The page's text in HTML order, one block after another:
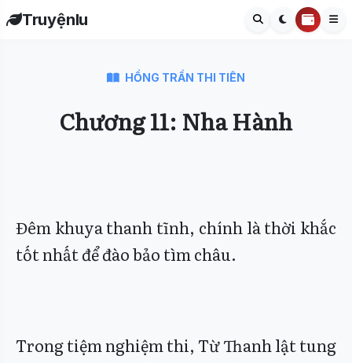
Truyệnlu
HỒNG TRẦN THI TIÊN
Chương 11: Nha Hành
Đêm khuya thanh tĩnh, chính là thời khắc
tốt nhất để đào bảo tìm châu.
Trong tiệm nghiệm thi, Từ Thanh lật tung